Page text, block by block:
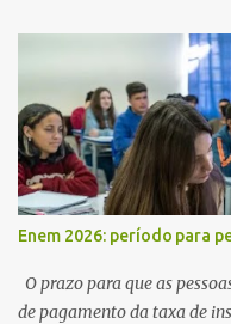
Bandeira Valcinete Araújo
possibilidade de mais
trazer mais informações. A
inimaginável Gerson
(efetivo), supervisor,
UFPB. Leciona no Otto Illi,
,Escola Américo Falcão.
a prefeitura veio de um
acreditar que o trabalho
da zona rural deve ser mais
Enem 2026: período para
O prazo para que as
de pagamento da taxa de